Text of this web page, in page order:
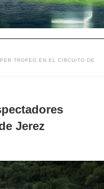
TROFEO EN EL CIRCUITO DE
Jerez